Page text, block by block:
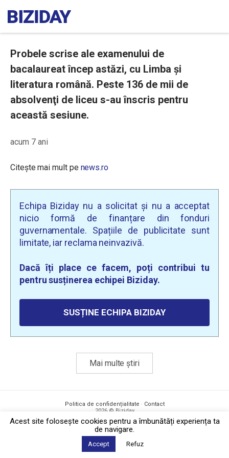
Probele scrise ale examenului de
bacalaureat încep astăzi, cu Limba şi
literatura română. Peste 136 de mii de
absolvenţi de liceu s-au înscris pentru
această sesiune.
acum 7 ani
Citește mai mult pe news.ro
Echipa Biziday nu a solicitat și nu a acceptat
nicio formă de finanțare din fonduri
guvernamentale. Spațiile de publicitate sunt
limitate, iar reclama neinvazivă.
Dacă îți place ce facem, poți contribui tu
pentru susținerea echipei Biziday.
SUSȚINE ECHIPA BIZIDAY
Mai multe știri
Politica de confidențialitate · Contact
2026 © Biziday
Acest site foloseşte cookies pentru a îmbunătăți experiența ta
de navigare.
Accept Refuz